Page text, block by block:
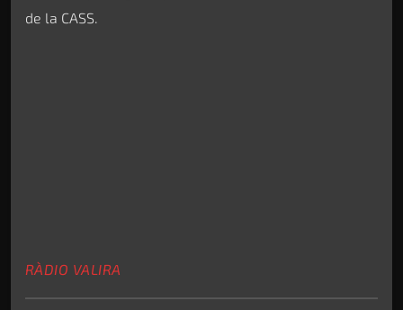
de la CASS.
RÀDIO VALIRA